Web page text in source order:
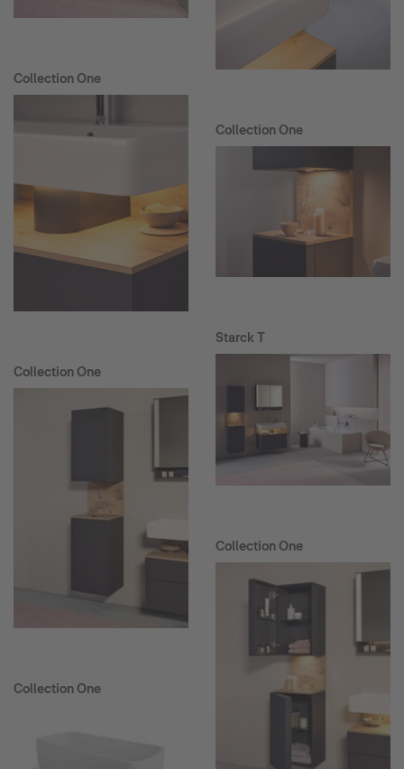
Collection One
Collection One
Collection One
Collection One
Starck T
Collection One